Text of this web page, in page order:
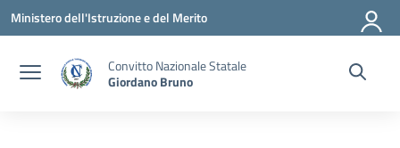
Vai ai contenuti
Vai al menu di navigazione
Vai al footer
Ministero dell'Istruzione e del Merito
Convitto Nazionale Statale
Giordano Bruno